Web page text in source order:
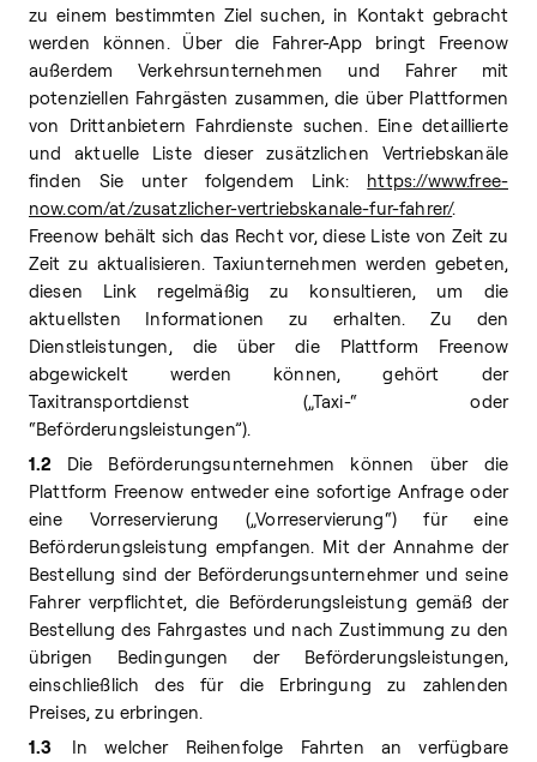
zu einem bestimmten Ziel suchen, in Kontakt gebracht
werden können. Über die Fahrer-App bringt Freenow
außerdem Verkehrsunternehmen und Fahrer mit
potenziellen Fahrgästen zusammen, die über Plattformen
von Drittanbietern Fahrdienste suchen. Eine detaillierte
und aktuelle Liste dieser zusätzlichen Vertriebskanäle
finden Sie unter folgendem Link: https://www.free-
now.com/at/zusatzlicher-vertriebskanale-fur-fahrer/.
Freenow behält sich das Recht vor, diese Liste von Zeit zu
Zeit zu aktualisieren. Taxiunternehmen werden gebeten,
diesen Link regelmäßig zu konsultieren, um die
aktuellsten Informationen zu erhalten. Zu den
Dienstleistungen, die über die Plattform Freenow
abgewickelt werden können, gehört der
Taxitransportdienst („Taxi-“ oder
“Beförderungsleistungen”).
1.2 Die Beförderungsunternehmen können über die
Plattform Freenow entweder eine sofortige Anfrage oder
eine Vorreservierung („Vorreservierung“) für eine
Beförderungsleistung empfangen. Mit der Annahme der
Bestellung sind der Beförderungsunternehmer und seine
Fahrer verpflichtet, die Beförderungsleistung gemäß der
Bestellung des Fahrgastes und nach Zustimmung zu den
übrigen Bedingungen der Beförderungsleistungen,
einschließlich des für die Erbringung zu zahlenden
Preises, zu erbringen.
1.3 In welcher Reihenfolge Fahrten an verfügbare